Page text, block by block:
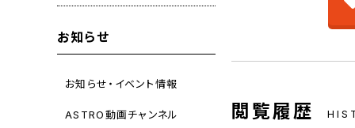
お知らせ
お知らせ・イベント情報
ASTRO動画チャンネル 閲覧履歴